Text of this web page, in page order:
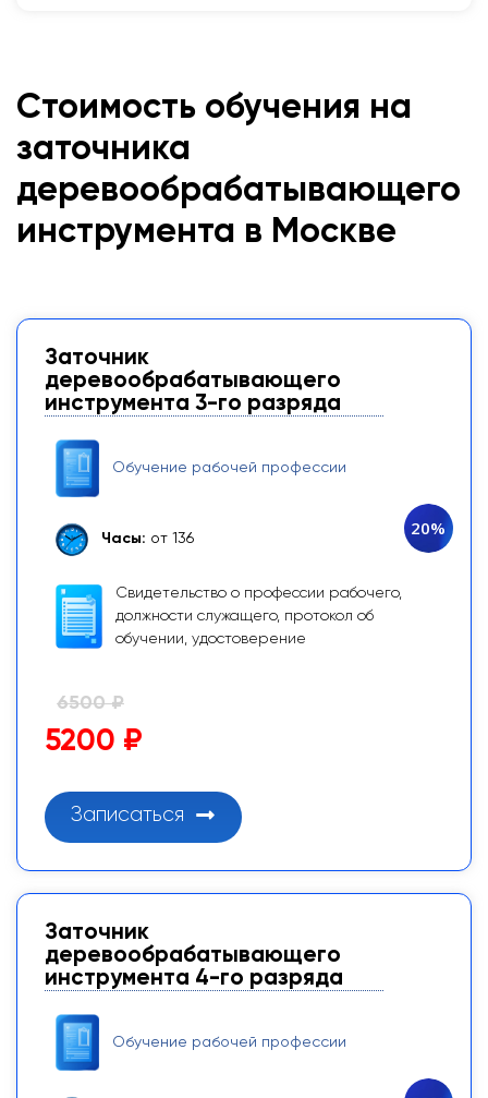
Стоимость обучения на
заточника
деревообрабатывающего
инструмента в Москве
Заточник
деревообрабатывающего
инструмента 3-го разряда
Обучение рабочей профессии
Часы: от 136
Свидетельство о профессии рабочего,
должности служащего, протокол об
обучении, удостоверение
20%
6500 ₽
5200 ₽
Записаться
Заточник
деревообрабатывающего
инструмента 4-го разряда
Обучение рабочей профессии